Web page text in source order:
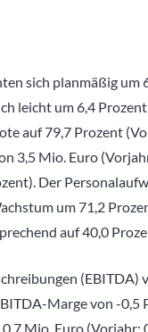
sich planmäßig um
leicht um 6,4
auf 79,7 Prozent
3,5 Mio. Euro
Der
um 71,2
auf 40,0
Marge von -
Mio. Euro (Vorjahr: